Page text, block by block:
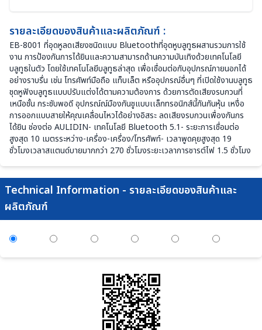
รายละเอียดของสินค้าและผลิตภัณฑ์ :
EB-8001 ที่อุดหูลดเสียงชนิดแบบ Bluetoothที่อุดหูบลูทูธผสานรวมการใช้
งาน การป้องกันการได้ยินและความสามารถด้านความบันเทิงด้วยเทคโนโลยี
บลูทูธในตัว โดยใช้เทคโนโลยีบลูทูธล่าสุด เพื่อเชื่อมต่อกับอุปกรณ์ภายนอกได้
อย่างราบรื่น เช่น โทรศัพท์มือถือ แท็บเล็ต หรืออุปกรณ์อื่นๆ ที่เปิดใช้งานบลูทูธ
ชุดหูฟังบลูทูธแบบปรับแต่งได้ตามความต้องการ ด้วยการตัดเสียงรบกวนที่
เหนือชั้น กระชับพอดี อุปกรณ์ณ์มืองกันชูแบบเเล็กทรอนิกส์นี้กันกันหุ้น เหงื่อ
การออกแบบสายให้คุณเคลื่อนไหวได้อย่างอิสระ ลดเสียงรบกวนเพื่องกันกร
ได้ยิน ช่องต่อ AULIDIN- เทคโนโลยี Bluetooth 5.1- ระยะการเชื่อมต่อ
สูงสุด 10 เมตรระหว่าง-เครื่อง-เครื่อง/โทรศัพท์- เวลาพูดคุยสูงสุด 19
ชั่วโมงเวลาสแตนด์บายมากกว่า 270 ชั่วโมงระยะเวลาการชารต์ไฟ 1.5 ชั่วโมง
Technical Information - รายละเอียดของสินค้าและ
ผลิตภัณฑ์